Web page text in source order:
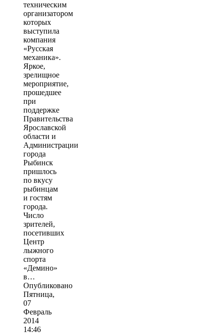
техническим
организатором
которых
выступила
компания
«Русская
механика».
Яркое,
зрелищное
мероприятие,
прошедшее
при
поддержке
Правительства
Ярославской
области и
Администрации
города
Рыбинск
пришлось
по вкусу
рыбинцам
и гостям
города.
Число
зрителей,
посетивших
Центр
лыжного
спорта
«Демино»
в…
Опубликовано
Пятница,
07
Февраль
2014
14:46